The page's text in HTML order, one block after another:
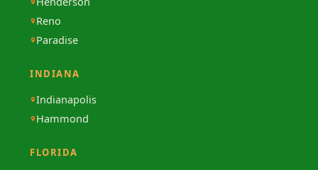
Reno
Paradise
INDIANA
Indianapolis
Hammond
FLORIDA